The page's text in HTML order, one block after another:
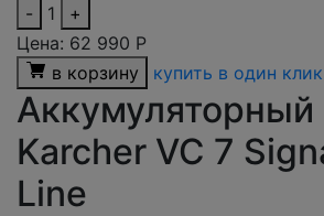
-
1
+
Цена: 62 990 Р
в корзину
купить в один клик
Karcher VC 7
Line